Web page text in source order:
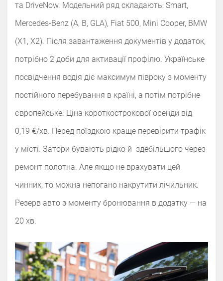
та DriveNow. Модельний ряд складають: Smart,
Mercedes-Benz (A, B, GLA), Fiat 500, Mini Cooper, BMW
(X1, X2). Після завантаження документів у додаток,
потрібно 2 доби для активації профілю. Українське
посвідчення водія діє максимум півроку з моменту
постійного перебування в країні, а потім потрібне
європейське. Ціна короткострокової оренди від
0,19 €/хв. Перед поїздкою краще перевірити трафік
у місті. Затори бувають рідко й здебільшого через
ремонт полотна. Але якщо не врахувати цей
чинник, то можна непогано накрутити лічильник.
Резерв авто з моменту бронювання в додатку — на
20 хв.